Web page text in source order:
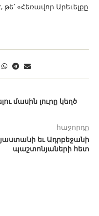
թե՝ «Հեռավոր Արեւելքը
մասին լուրը կեղծ
հաջորդը
եւ Ադրբեջանի
պաշտոնյաների հետ